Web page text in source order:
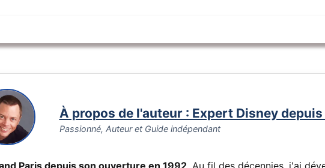
À propos de l'auteur : Expert Disney depuis
Passionné, Auteur et Guide indépendant
Paris depuis son ouverture en 1992. Au fil des décennies, j'ai